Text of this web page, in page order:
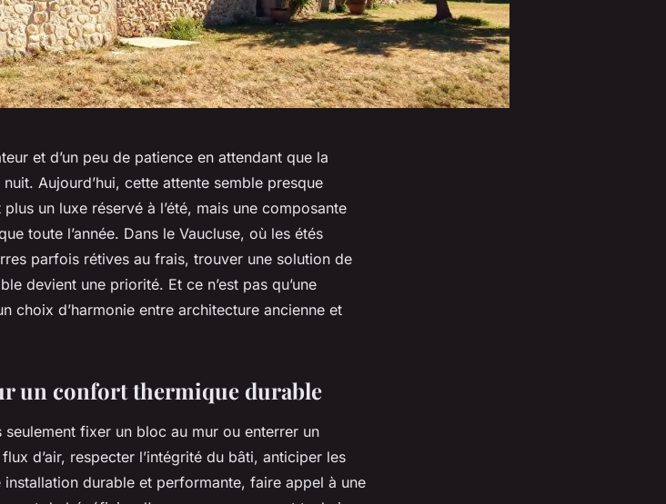
et d’un peu de patience en attendant que la
Aujourd’hui, cette attente semble presque
un luxe réservé à l’été, mais une composante
toute l’année. Dans le Vaucluse, où les étés
parfois rétives au frais, trouver une solution de
devient une priorité. Et ce n’est pas qu’une
choix d’harmonie entre architecture ancienne et
un confort thermique durable
seulement fixer un bloc au mur ou enterrer un
d’air, respecter l’intégrité du bâti, anticiper les
durable et performante, faire appel à une